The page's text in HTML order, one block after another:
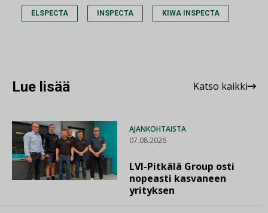
ELSPECTA INSPECTA KIWA INSPECTA
Lue lisää Katso kaikki
AJANKOHTAISTA
07.08.2026
LVI-Pitkälä Group osti
nopeasti kasvaneen
yrityksen